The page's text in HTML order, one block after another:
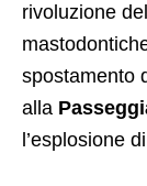
rivoluzione
spostamento
alla
l’esplosione